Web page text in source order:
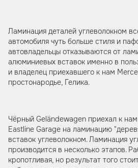
Ламинация деталей углеволокном
автомобиля чуть больше стиля и
автовладельцы отказываются от
алюминиевых вставок именно в
и владелец приехавшего к нам
простонародье, Гелика.
Чёрный Geländewagen приехал к
Eastline Garage на ламинацию
вставок углеволокном. Ламинация
производится в несколько этапов.
кропотливая, но результат того